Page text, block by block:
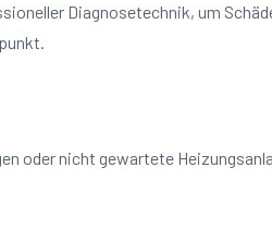
Diagnosetechnik, um
oder nicht gewartete